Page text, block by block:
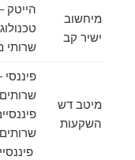
מיחשוב
ישיר קב
הייטק –
טכנולוגיה –
שרותי מידע
מיטב דש
השקעות
פיננסי –
שרותים
פיננסיים –
שרותים
פיננסיים